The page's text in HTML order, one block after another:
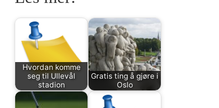
Hvordan komme
seg til Ullevål
stadion
Gratis ting å gjøre i
Oslo